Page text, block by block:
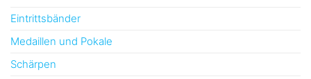
Eintrittsbänder
Medaillen und Pokale
Schärpen